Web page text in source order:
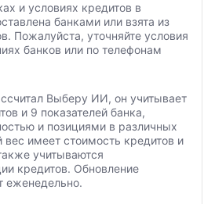
и условиях кредитов в
банками или взята из
Пожалуйста, уточняйте условия
банков или по телефонам
Выберу ИИ, он учитывает
и 9 показателей банка,
и позициями в различных
вес имеет стоимость кредитов и
учитываются
кредитов. Обновление
еженедельно.